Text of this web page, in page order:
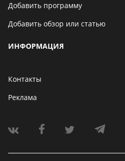
Добавить программу
Добавить обзор или статью
ИНФОРМАЦИЯ
Контакты
Реклама